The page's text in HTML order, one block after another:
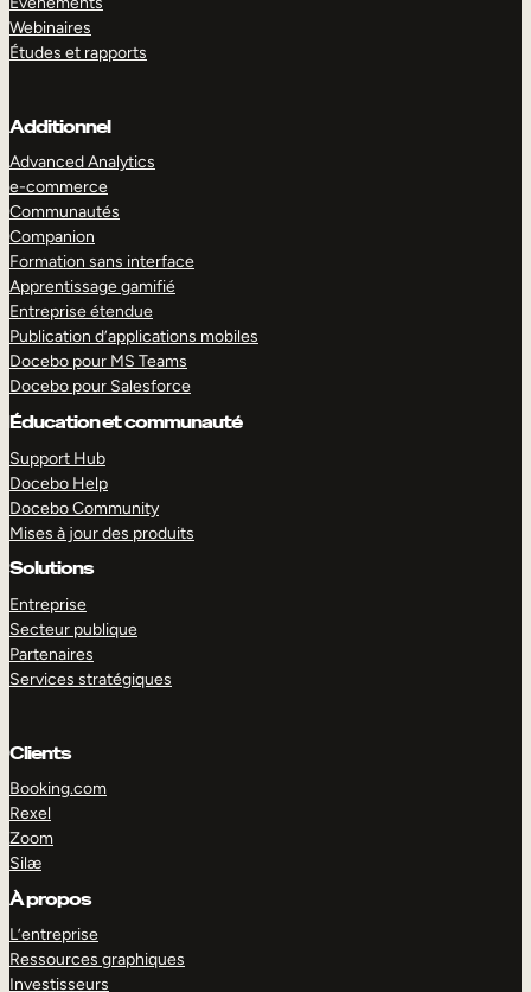
Webinaires
Études et rapports
Additionnel
Advanced Analytics
e-commerce
Communautés
Companion
Formation sans interface
Apprentissage gamifié
Entreprise étendue
Publication d’applications mobiles
Docebo pour MS Teams
Docebo pour Salesforce
Éducation et communauté
Support Hub
Docebo Help
Docebo Community
Mises à jour des produits
Solutions
Entreprise
Secteur publique
Partenaires
Services stratégiques
Clients
Booking.com
Rexel
Zoom
Silæ
À propos
L’entreprise
Ressources graphiques
Investisseurs